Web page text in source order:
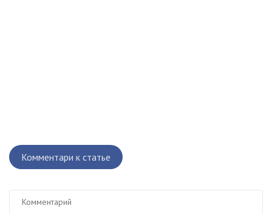
Комментари к статье